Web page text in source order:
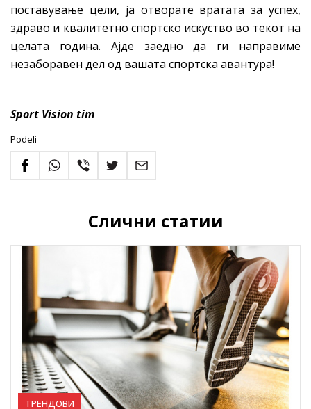
поставување цели, ја отворате вратата за успех,
здраво и квалитетно спортско искуство во текот на
целата година. Ајде заедно да ги направиме
незаборавен дел од вашата спортска авантура!
Sport Vision tim
Podeli
Слични статии
ТРЕНДОВИ